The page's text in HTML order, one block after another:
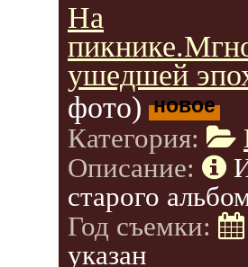
На
ушедшей
фото) новое
Категория:
Описание:
старого
Год съемки:
указан